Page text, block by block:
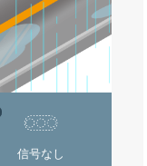
信号なし